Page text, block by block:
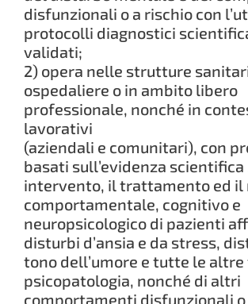
disfunzionali o a rischio con
protocolli diagnostici
validati;
2) opera nelle strutture
ospedaliere o in ambito libero
professionale, nonché in
lavorativi
(aziendali e comunitari), con
basati sull’evidenza scientifica
intervento, il trattamento ed il
comportamentale, cognitivo e
neuropsicologico di pazienti
disturbi d’ansia e da stress,
tono dell’umore e tutte le
psicopatologia, nonché di altri
comportamenti disfunzionali o